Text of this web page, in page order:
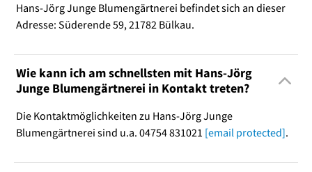
Hans-Jörg Junge Blumengärtnerei befindet sich an dieser
Adresse: Süderende 59, 21782 Bülkau.
Wie kann ich am schnellsten mit Hans-Jörg
Junge Blumengärtnerei in Kontakt treten?
Die Kontaktmöglichkeiten zu Hans-Jörg Junge
Blumengärtnerei sind u.a. 04754 831021 [email protected].